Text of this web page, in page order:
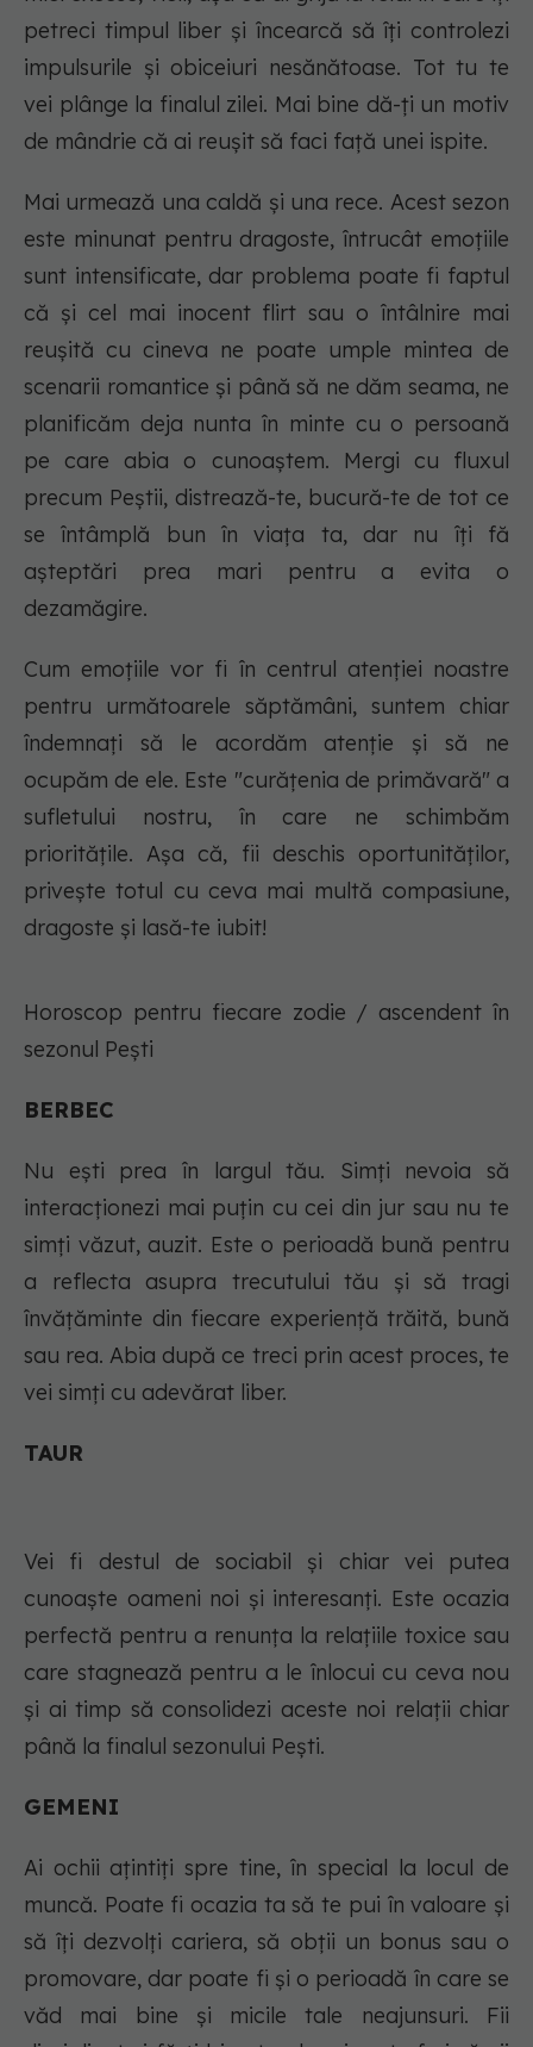
petreci timpul liber şi încearcă să îţi controlezi
impulsurile şi obiceiuri nesănătoase. Tot tu te
vei plânge la finalul zilei. Mai bine dă-ţi un motiv
de mândrie că ai reuşit să faci faţă unei ispite.
Mai urmează una caldă şi una rece. Acest sezon
este minunat pentru dragoste, întrucât emoţiile
sunt intensificate, dar problema poate fi faptul
că şi cel mai inocent flirt sau o întâlnire mai
reuşită cu cineva ne poate umple mintea de
scenarii romantice şi până să ne dăm seama, ne
planificăm deja nunta în minte cu o persoană
pe care abia o cunoaştem. Mergi cu fluxul
precum Peştii, distrează-te, bucură-te de tot ce
se întâmplă bun în viaţa ta, dar nu îţi fă
aşteptări prea mari pentru a evita o
dezamăgire.
Cum emoţiile vor fi în centrul atenţiei noastre
pentru următoarele săptămâni, suntem chiar
îndemnaţi să le acordăm atenţie şi să ne
ocupăm de ele. Este "curăţenia de primăvară" a
sufletului nostru, în care ne schimbăm
priorităţile. Aşa că, fii deschis oportunităţilor,
priveşte totul cu ceva mai multă compasiune,
dragoste şi lasă-te iubit!
Horoscop pentru fiecare zodie / ascendent în
sezonul Pești
BERBEC
Nu eşti prea în largul tău. Simţi nevoia să
interacţionezi mai puţin cu cei din jur sau nu te
simţi văzut, auzit. Este o perioadă bună pentru
a reflecta asupra trecutului tău şi să tragi
învăţăminte din fiecare experienţă trăită, bună
sau rea. Abia după ce treci prin acest proces, te
vei simţi cu adevărat liber.
TAUR
Vei fi destul de sociabil şi chiar vei putea
cunoaşte oameni noi şi interesanţi. Este ocazia
perfectă pentru a renunţa la relaţiile toxice sau
care stagnează pentru a le înlocui cu ceva nou
şi ai timp să consolidezi aceste noi relaţii chiar
până la finalul sezonului Peşti.
GEMENI
Ai ochii aţintiţi spre tine, în special la locul de
muncă. Poate fi ocazia ta să te pui în valoare şi
să îţi dezvolţi cariera, să obţii un bonus sau o
promovare, dar poate fi şi o perioadă în care se
văd mai bine şi micile tale neajunsuri. Fii